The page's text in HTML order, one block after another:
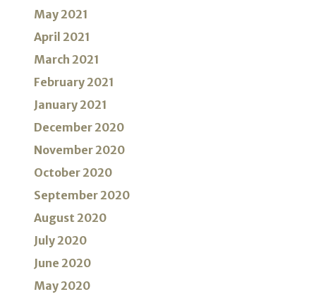
May 2021
April 2021
March 2021
February 2021
January 2021
December 2020
November 2020
October 2020
September 2020
August 2020
July 2020
June 2020
May 2020